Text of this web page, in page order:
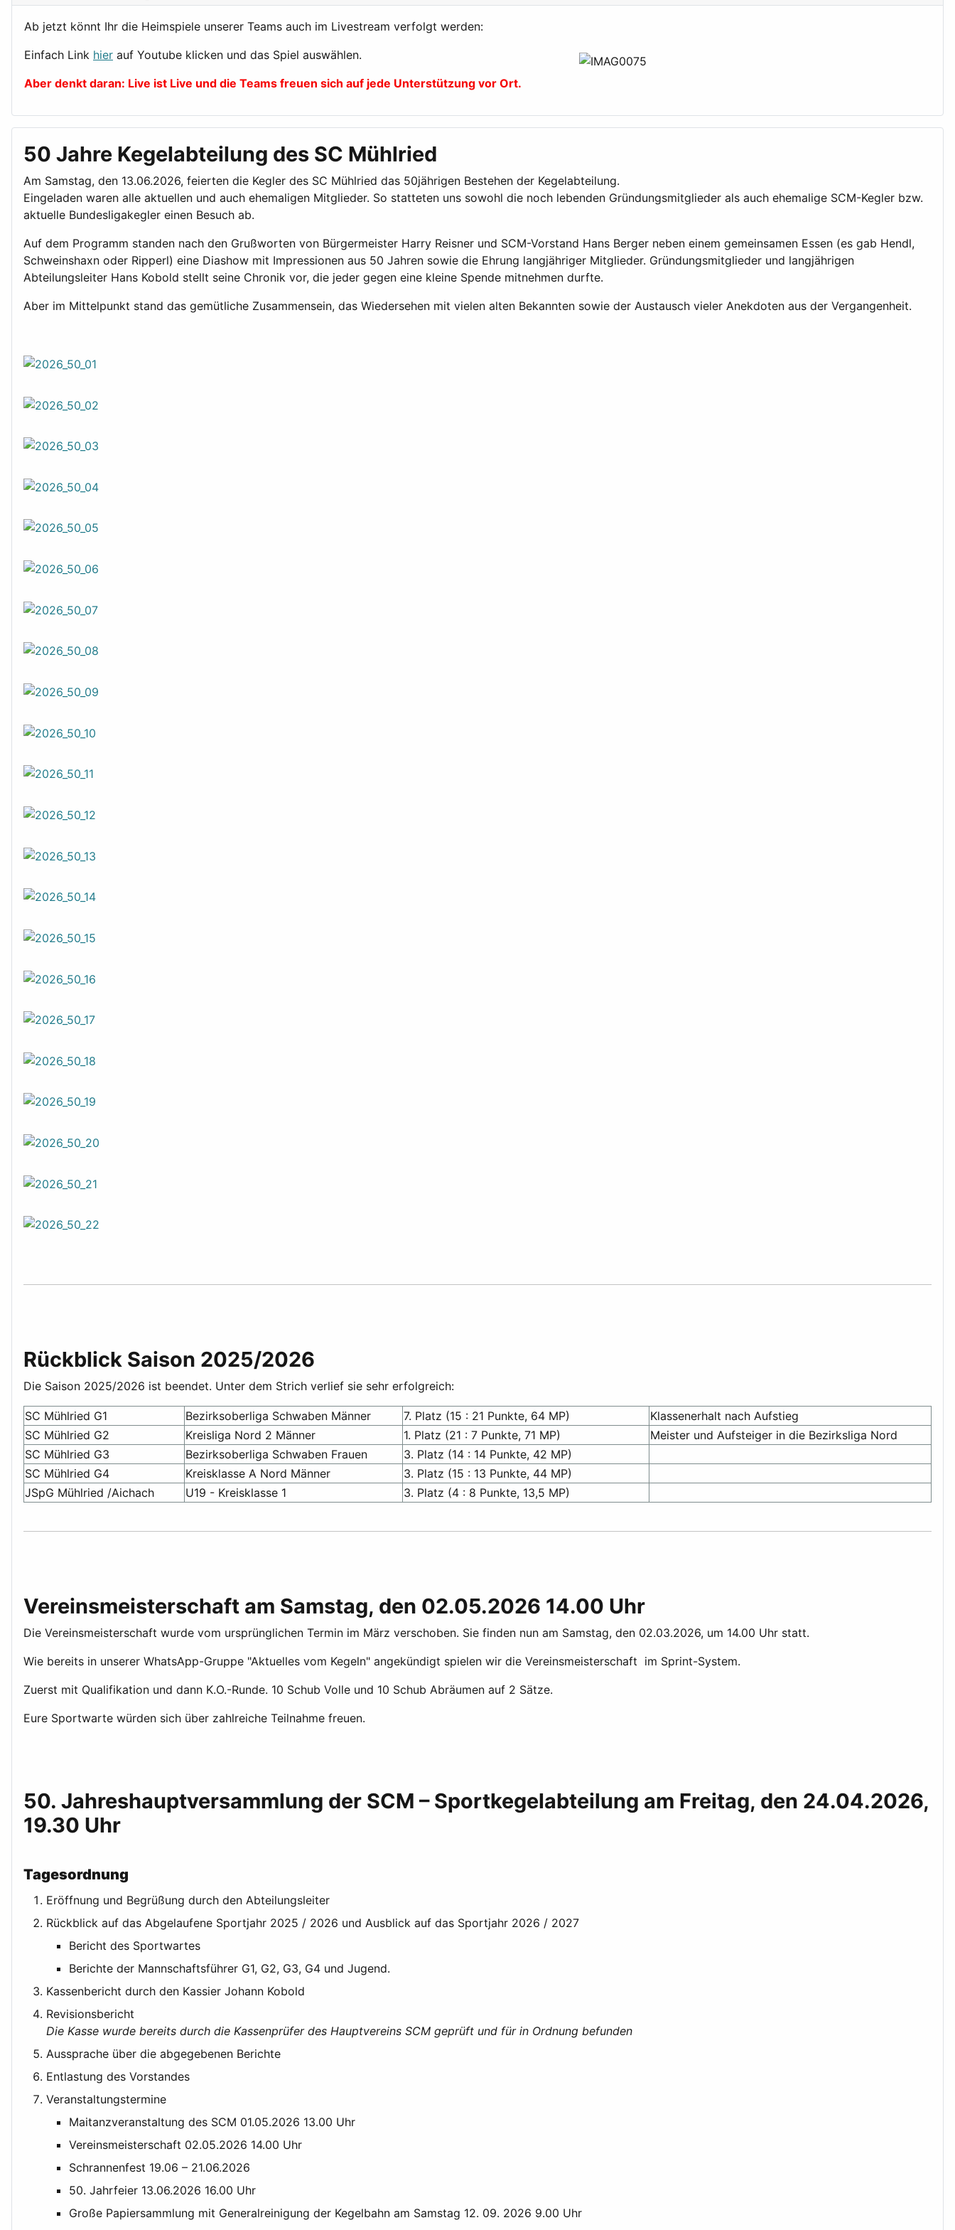
Ab jetzt könnt Ihr die Heimspiele unserer Teams auch im Livestream verfolgt werden:
Einfach Link hier auf Youtube klicken und das Spiel auswählen.
Aber denkt daran: Live ist Live und die Teams freuen sich auf jede Unterstützung vor Ort.
50 Jahre Kegelabteilung des SC Mühlried
Am Samstag, den 13.06.2026, feierten die Kegler des SC Mühlried das 50jährigen Bestehen der Kegelabteilung.
Eingeladen waren alle aktuellen und auch ehemaligen Mitglieder. So statteten uns sowohl die noch lebenden Gründungsmitglieder als auch ehemalige SCM-Kegler bzw.
aktuelle Bundesligakegler einen Besuch ab.
Auf dem Programm standen nach den Grußworten von Bürgermeister Harry Reisner und SCM-Vorstand Hans Berger neben einem gemeinsamen Essen (es gab Hendl,
Schweinshaxn oder Ripperl) eine Diashow mit Impressionen aus 50 Jahren sowie die Ehrung langjähriger Mitglieder. Gründungsmitglieder und langjährigen
Abteilungsleiter Hans Kobold stellt seine Chronik vor, die jeder gegen eine kleine Spende mitnehmen durfte.
Aber im Mittelpunkt stand das gemütliche Zusammensein, das Wiedersehen mit vielen alten Bekannten sowie der Austausch vieler Anekdoten aus der Vergangenheit.
Rückblick Saison 2025/2026
Die Saison 2025/2026 ist beendet. Unter dem Strich verlief sie sehr erfolgreich:
SC Mühlried G1 Bezirksoberliga Schwaben Männer 7. Platz (15 : 21 Punkte, 64 MP)
Klassenerhalt nach Aufstieg
SC Mühlried G2
Kreisliga Nord 2 Männer 1. Platz (21 : 7 Punkte, 71 MP)
Meister und Aufsteiger in die Bezirksliga Nord
SC Mühlried G3
Bezirksoberliga Schwaben Frauen
3. Platz (14 : 14 Punkte, 42 MP)
SC Mühlried G4
Kreisklasse A Nord Männer
3. Platz (15 : 13 Punkte, 44 MP)
JSpG Mühlried /Aichach
U19 - Kreisklasse 1 3. Platz (4 : 8 Punkte, 13,5 MP)
Vereinsmeisterschaft am Samstag, den 02.05.2026 14.00 Uhr
Die Vereinsmeisterschaft wurde vom ursprünglichen Termin im März verschoben. Sie finden nun am Samstag, den 02.03.2026, um 14.00 Uhr statt.
Wie bereits in unserer WhatsApp-Gruppe "Aktuelles vom Kegeln" angekündigt spielen wir die Vereinsmeisterschaft im Sprint-System.
Zuerst mit Qualifikation und dann K.O.-Runde. 10 Schub Volle und 10 Schub Abräumen auf 2 Sätze.
Eure Sportwarte würden sich über zahlreiche Teilnahme freuen.
50. Jahreshauptversammlung der SCM – Sportkegelabteilung am Freitag, den 24.04.2026,
19.30 Uhr
Tagesordnung
Eröffnung und Begrüßung durch den Abteilungsleiter
Rückblick auf das Abgelaufene Sportjahr 2025 / 2026 und Ausblick auf das Sportjahr 2026 / 2027
Bericht des Sportwartes
Berichte der Mannschaftsführer G1, G2, G3, G4 und Jugend.
Kassenbericht durch den Kassier Johann Kobold
Revisionsbericht
Die Kasse wurde bereits durch die Kassenprüfer des Hauptvereins SCM geprüft und für in Ordnung befunden
Aussprache über die abgegebenen Berichte
Entlastung des Vorstandes
Veranstaltungstermine
Maitanzveranstaltung des SCM 01.05.2026 13.00 Uhr
Vereinsmeisterschaft 02.05.2026 14.00 Uhr
Schrannenfest 19.06 – 21.06.2026
50. Jahrfeier 13.06.2026 16.00 Uhr
Große Papiersammlung mit Generalreinigung der Kegelbahn am Samstag 12. 09. 2026 9.00 Uhr